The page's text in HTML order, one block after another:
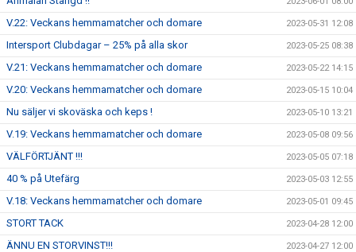
V.22: Veckans hemmamatcher och domare 2023-05-31 12:08
Intersport Clubdagar – 25% på alla skor 2023-05-25 08:38
V.21: Veckans hemmamatcher och domare 2023-05-22 14:15
V.20: Veckans hemmamatcher och domare 2023-05-15 10:04
Nu säljer vi skoväska och keps ! 2023-05-10 13:21
V.19: Veckans hemmamatcher och domare 2023-05-08 09:56
VÄLFÖRTJÄNT !!! 2023-05-05 07:18
40 % på Utefärg 2023-05-03 12:55
V.18: Veckans hemmamatcher och domare 2023-05-01 09:45
STORT TACK 2023-04-28 12:00
ÄNNU EN STORVINST!!! 2023-04-27 12:00